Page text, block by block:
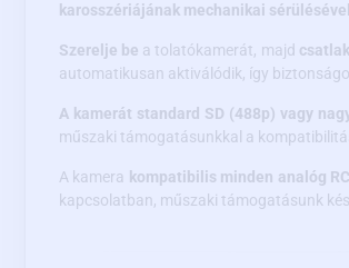
karosszériájának mechanikai
Szerelje be a tolatókamerát, majd
automatikusan aktiválódik, így
A kamerát standard SD (488p) vagy
műszaki támogatásunkkal a
A kamera kompatibilis minden analóg
kapcsolatban, műszaki támogatásunk